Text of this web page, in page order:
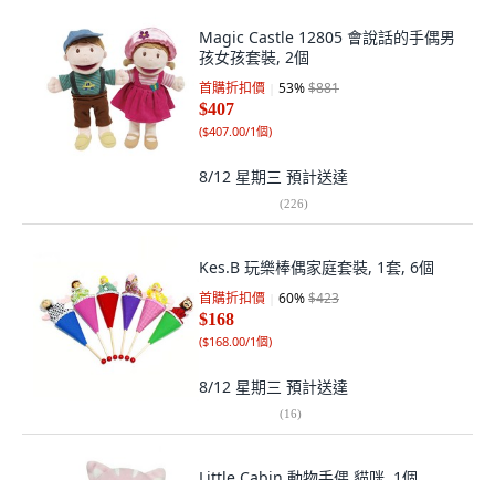
Magic Castle 12805 會說話的手偶男
孩女孩套裝, 2個
首購折扣價 53%$881
$407
($407.00/1個)
8/12 星期三 預計送達
(226)
Kes.B 玩樂棒偶家庭套裝, 1套, 6個
首購折扣價 60%$423
$168
($168.00/1個)
8/12 星期三 預計送達
(16)